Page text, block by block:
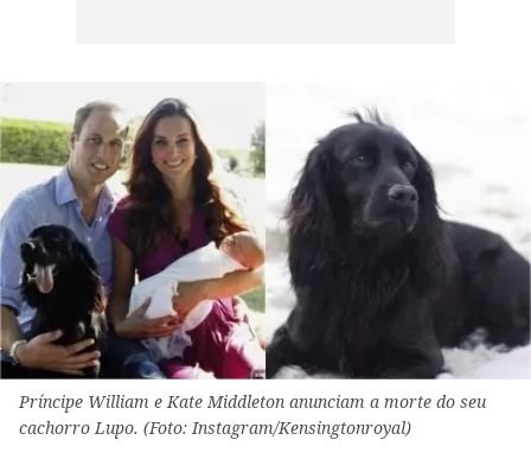
Príncipe William e Kate Middleton anunciam a morte do seu
cachorro Lupo. (Foto: Instagram/Kensingtonroyal)